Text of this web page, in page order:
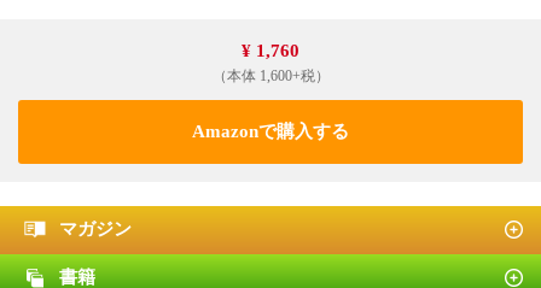
¥ 1,760
（本体 1,600+税）
Amazonで購入する
マガジン
書籍